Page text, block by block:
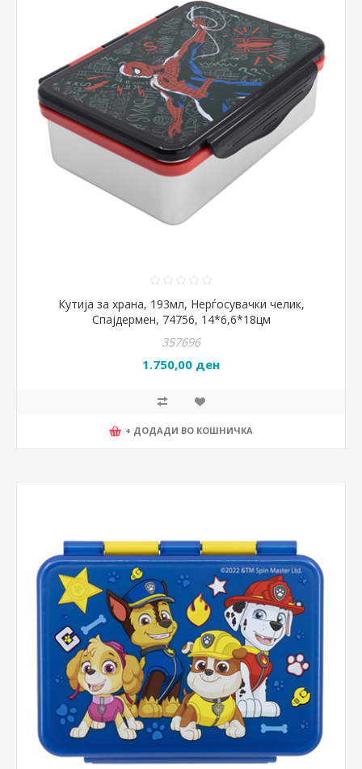
Кутија за храна, 193мл, Нерѓосувачки челик,
Спајдермен, 74756, 14*6,6*18цм
357696
1.750,00 ден
+ ДОДАДИ ВО КОШНИЧКА